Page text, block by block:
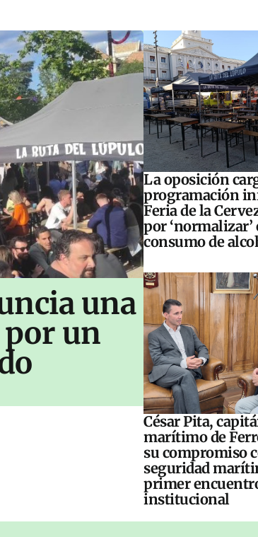
una
por un
La oposición
programación
Feria de la
por ‘normalizar’
consumo de
César Pita,
marítimo de
su compromiso
seguridad
primer
institucional